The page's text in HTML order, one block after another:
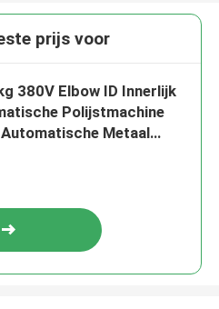
prijs voor
380V Elbow ID Innerlijk
Polijstmachine
Metaal